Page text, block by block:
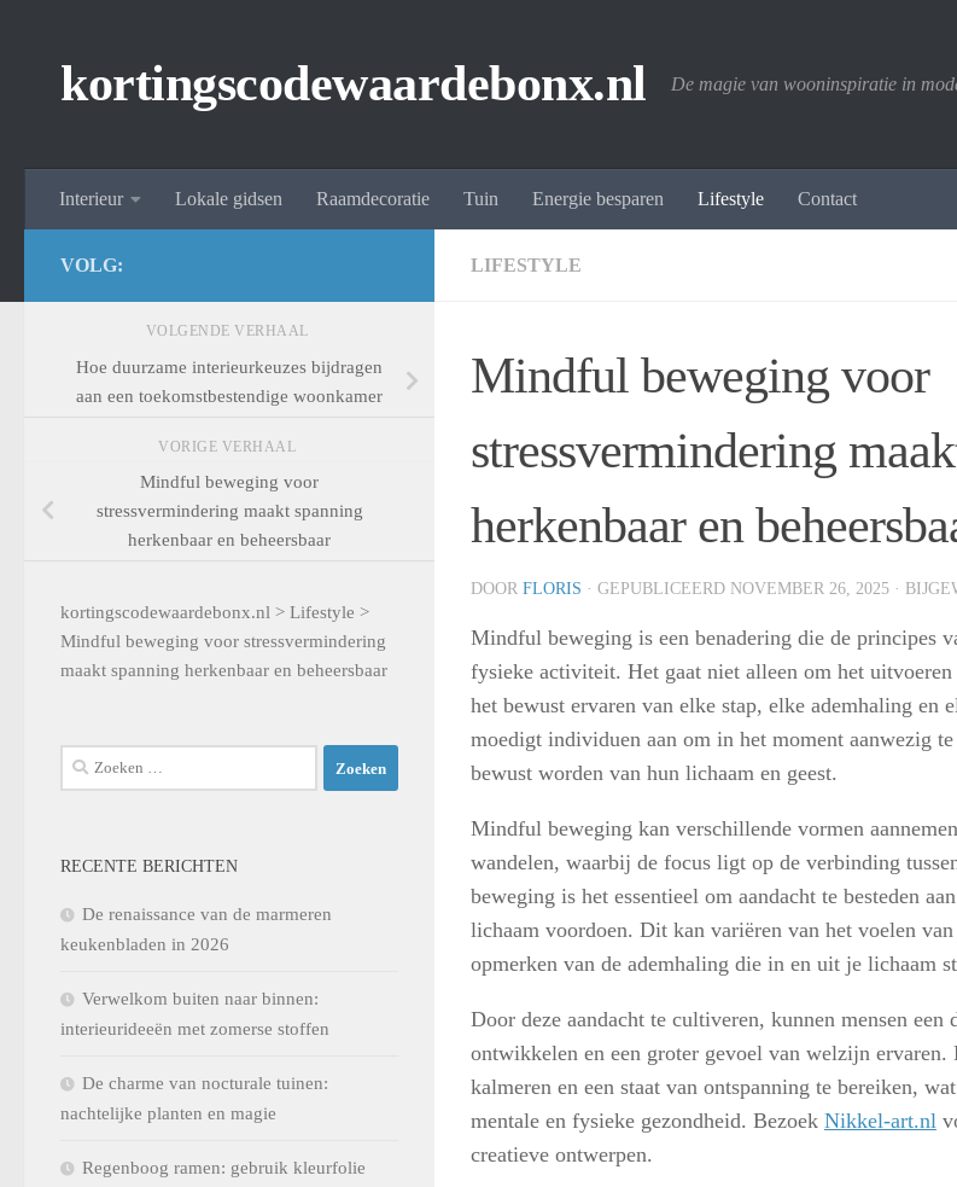
kortingscodewaardebonx.nl De magie van wooninspiratie in
Interieur Lokale gidsen Raamdecoratie Tuin Energie besparen Lifestyle Contact
LIFESTYLE
Mindful beweging voor
stressvermindering
herkenbaar en
DOOR FLORIS · GEPUBLICEERD NOVEMBER 26, 2025 ·
Mindful beweging is een benadering die de principes
fysieke activiteit. Het gaat niet alleen om het
het bewust ervaren van elke stap, elke ademhaling en
moedigt individuen aan om in het moment aanwezig
bewust worden van hun lichaam en geest.
Mindful beweging kan verschillende vormen
wandelen, waarbij de focus ligt op de verbinding
beweging is het essentieel om aandacht te besteden
lichaam voordoen. Dit kan variëren van het voelen
opmerken van de ademhaling die in en uit je lichaam
Door deze aandacht te cultiveren, kunnen mensen
ontwikkelen en een groter gevoel van welzijn ervaren.
kalmeren en een staat van ontspanning te bereiken,
mentale en fysieke gezondheid. Bezoek Nikkel-art.nl
creatieve ontwerpen.
VOLG:
VOLGENDE VERHAAL
Hoe duurzame interieurkeuzes bijdragen
aan een toekomstbestendige woonkamer
VORIGE VERHAAL
Mindful beweging voor
stressvermindering maakt spanning
herkenbaar en beheersbaar
kortingscodewaardebonx.nl > Lifestyle >
Mindful beweging voor stressvermindering
maakt spanning herkenbaar en beheersbaar
Zoeken
naar:
RECENTE BERICHTEN
De renaissance van de marmeren
keukenbladen in 2026
Verwelkom buiten naar binnen:
interieurideeën met zomerse stoffen
De charme van nocturale tuinen:
nachtelijke planten en magie
Regenboog ramen: gebruik kleurfolie